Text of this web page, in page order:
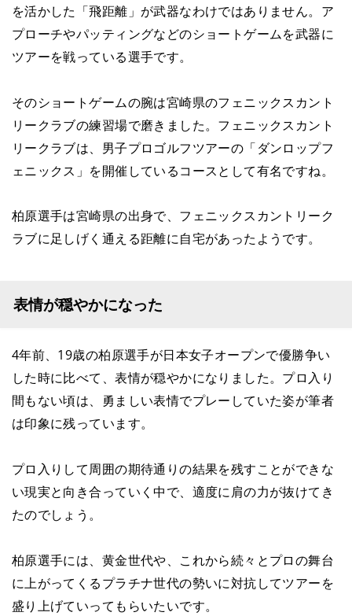
を活かした「飛距離」が武器なわけではありません。ア
プローチやパッティングなどのショートゲームを武器に
ツアーを戦っている選手です。
そのショートゲームの腕は宮崎県のフェニックスカント
リークラブの練習場で磨きました。フェニックスカント
リークラブは、男子プロゴルフツアーの「ダンロップフ
ェニックス」を開催しているコースとして有名ですね。
柏原選手は宮崎県の出身で、フェニックスカントリーク
ラブに足しげく通える距離に自宅があったようです。
表情が穏やかになった
4年前、19歳の柏原選手が日本女子オープンで優勝争い
した時に比べて、表情が穏やかになりました。プロ入り
間もない頃は、勇ましい表情でプレーしていた姿が筆者
は印象に残っています。
プロ入りして周囲の期待通りの結果を残すことができな
い現実と向き合っていく中で、適度に肩の力が抜けてき
たのでしょう。
柏原選手には、黄金世代や、これから続々とプロの舞台
に上がってくるプラチナ世代の勢いに対抗してツアーを
盛り上げていってもらいたいです。